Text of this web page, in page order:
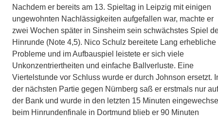
Nachdem er bereits am 13. Spieltag in Leipzig mit einigen
ungewohnten Nachlässigkeiten aufgefallen war, machte er
zwei Wochen später in Sinsheim sein schwächstes Spiel
Hinrunde (Note 4,5). Nico Schulz bereitete Lang erhebliche
Probleme und im Aufbauspiel leistete er sich viele
Unkonzentriertheiten und einfache Ballverluste. Eine
Viertelstunde vor Schluss wurde er durch Johnson ersetzt.
der nächsten Partie gegen Nürnberg saß er erstmals nur auf
der Bank und wurde in den letzten 15 Minuten
beim Hinrundenfinale in Dortmund blieb er 90 Minuten